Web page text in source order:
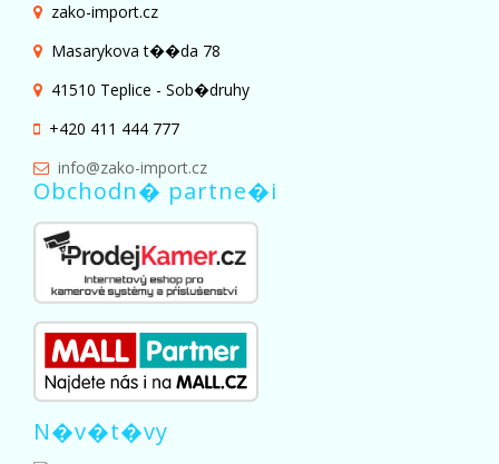
zako-import.cz
Masarykova t��da 78
41510 Teplice - Sob�druhy
+420 411 444 777
info@zako-import.cz
Obchodn� partne�i
N�v�t�vy